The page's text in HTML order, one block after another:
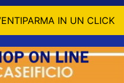
IN UN CLICK